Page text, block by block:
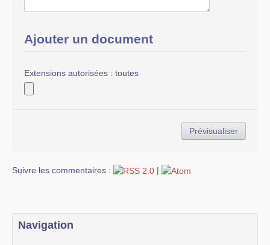
Ajouter un document
Extensions autorisées : toutes
Suivre les commentaires : |
Navigation